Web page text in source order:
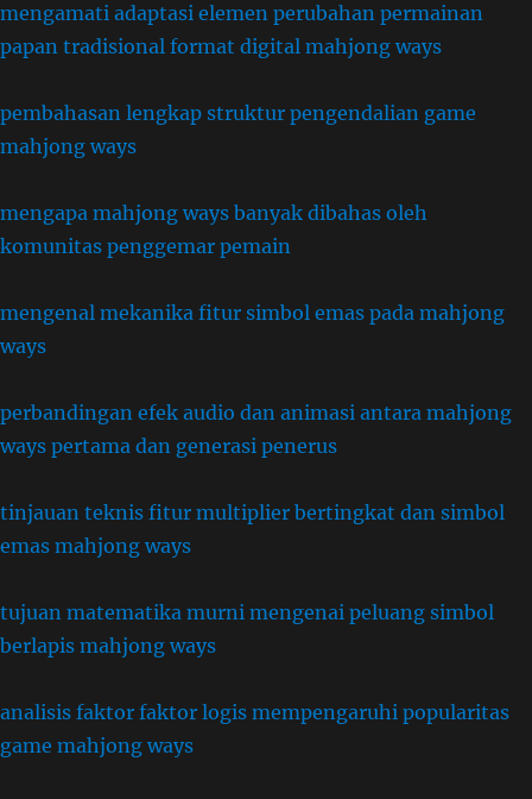
mengamati adaptasi elemen perubahan permainan
papan tradisional format digital mahjong ways
pembahasan lengkap struktur pengendalian game
mahjong ways
mengapa mahjong ways banyak dibahas oleh
komunitas penggemar pemain
mengenal mekanika fitur simbol emas pada mahjong
ways
perbandingan efek audio dan animasi antara mahjong
ways pertama dan generasi penerus
tinjauan teknis fitur multiplier bertingkat dan simbol
emas mahjong ways
tujuan matematika murni mengenai peluang simbol
berlapis mahjong ways
analisis faktor faktor logis mempengaruhi popularitas
game mahjong ways